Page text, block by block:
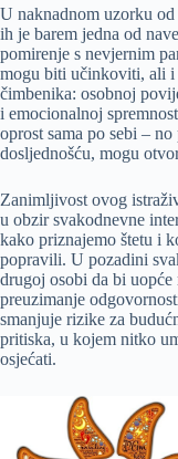
U naknadnom uzorku
ih je barem jedna od
pomirenje s nevjernim
mogu biti učinkoviti, ali i
čimbenika: osobnoj
i emocionalnoj
oprost sama po sebi –
dosljednošću, mogu
Zanimljivost ovog
u obzir svakodnevne
kako priznajemo štetu i
popravili. U pozadini
drugoj osobi da bi
preuzimanje
smanjuje rizike za
pritiska, u kojem nitko
osjećati.